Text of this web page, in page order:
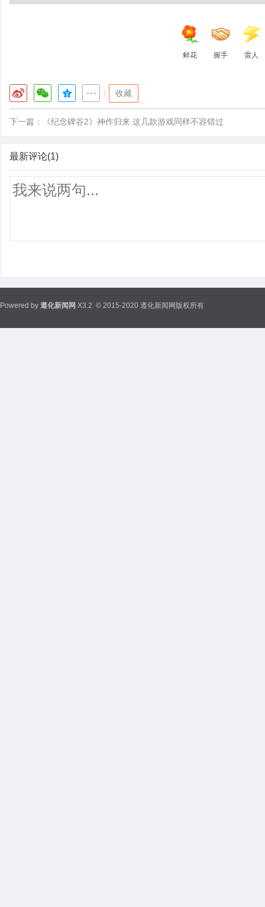
鲜花 握手 雷人
收藏
下一篇： 《纪念碑谷2》神作归来 这几款游戏同样不容错过
最新评论(1)
Powered by 遵化新闻网 X3.2 © 2015-2020 遵化新闻网版权所有